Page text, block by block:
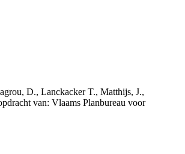
D., Lanckacker T., Matthijs, J.,
van: Vlaams Planbureau voor